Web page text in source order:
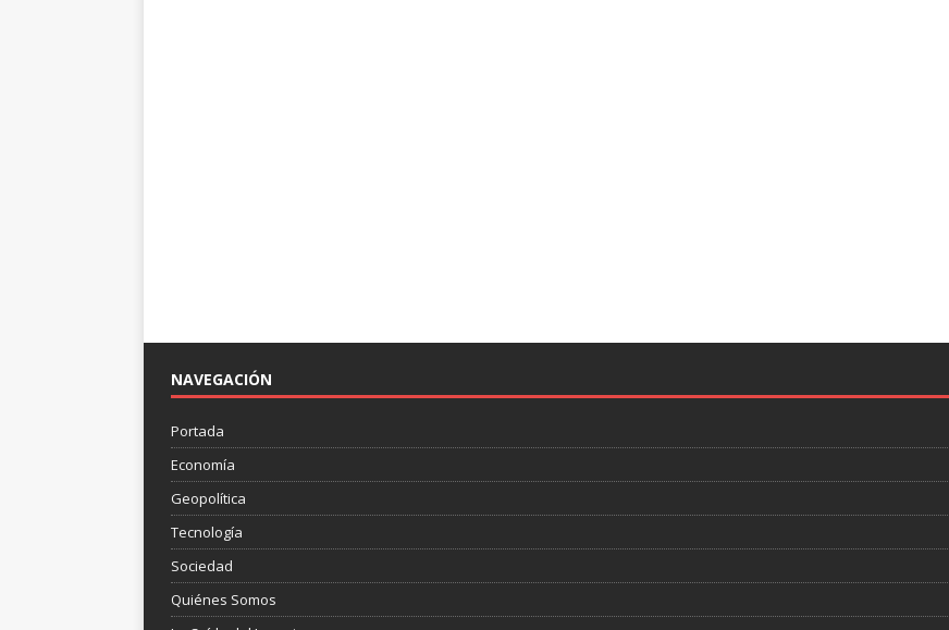
NAVEGACIÓN
Portada
Economía
Geopolítica
Tecnología
Sociedad
Quiénes Somos